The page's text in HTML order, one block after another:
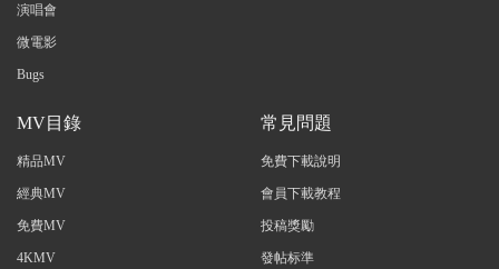
演唱會
微電影
Bugs
MV目錄
精品MV
經典MV
免費MV
4KMV
常見問題
免費下載說明
會員下載教程
投稿獎勵
發帖标準